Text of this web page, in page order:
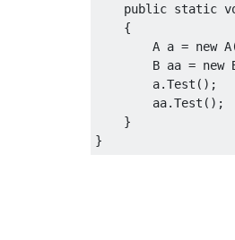
public static
{
        A a
= new A
        B aa
= new
        a
.Test ();
        aa
.Test ();
}
}